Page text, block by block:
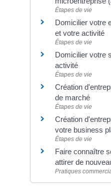
Étapes de vie
Domicilier votre
et votre activité
Étapes de vie
Domicilier votre
activité
Étapes de vie
Création
de marché
Étapes de vie
Création
votre business
Étapes de vie
Faire connaître
attirer de
Pratiques